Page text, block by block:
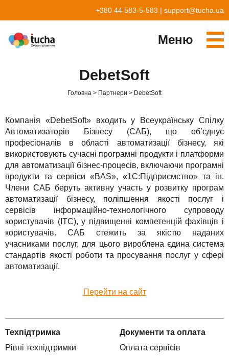
+380 44 583-5-583 | support@tucha.ua
Меню
TuchaBit+
TuchaBit
TuchaHost
TuchaMetal
TuchaBackup
TuchaHosting
TuchaSync
Хмари для e-commerce
Хостиг сайтів на Laravel
Хостинг CRM
Хостинг сайтів-конструкторів
Віддалений офіс
Реселінг хостингу
Стати партнером
Наші партнери
Відгуки
Блог
Про нас
Компанія
Кар'єра
Контакти
DebetSoft
Головна Партнери DebetSoft
Компанія «DebetSoft» входить у Всеукраїнську Спілку
Автоматизаторів Бізнесу (САБ), що об’єднує
професіоналів в області автоматизації бізнесу, які
використовують сучасні програмні продукти і платформи
для автоматизації бізнес-процесів, включаючи програмні
продукти та сервіси «BAS», «1С:Підприємство» та ін.
Члени САБ беруть активну участь у розвитку програм
автоматизації бізнесу, поліпшення якості послуг і
сервісів інформаційно-технологічного супроводу
користувачів (ІТС), у підвищенні компетенцій фахівців і
користувачів. САБ стежить за якістю наданих
учасниками послуг, для цього вироблена єдина система
стандартів якості роботи та просування послуг у сфері
автоматизації.
Перейти на сайт
Техпідтримка
Рівні техпідтримки
Документи та оплата
Оплата сервісів